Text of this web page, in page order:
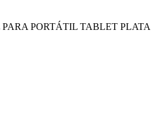
PORTÁTIL TABLET PLATA